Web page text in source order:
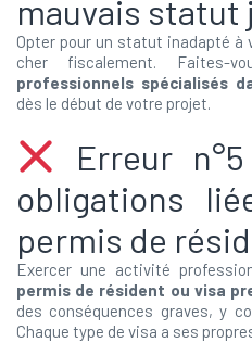
mauvais statut
Opter pour un statut inadapté
cher fiscalement. Faites-
professionnels spécialisés
dès le début de votre projet.
Erreur
obligations
permis de
Exercer une activité
permis de résident ou visa
des conséquences graves, y
Chaque type de visa a ses